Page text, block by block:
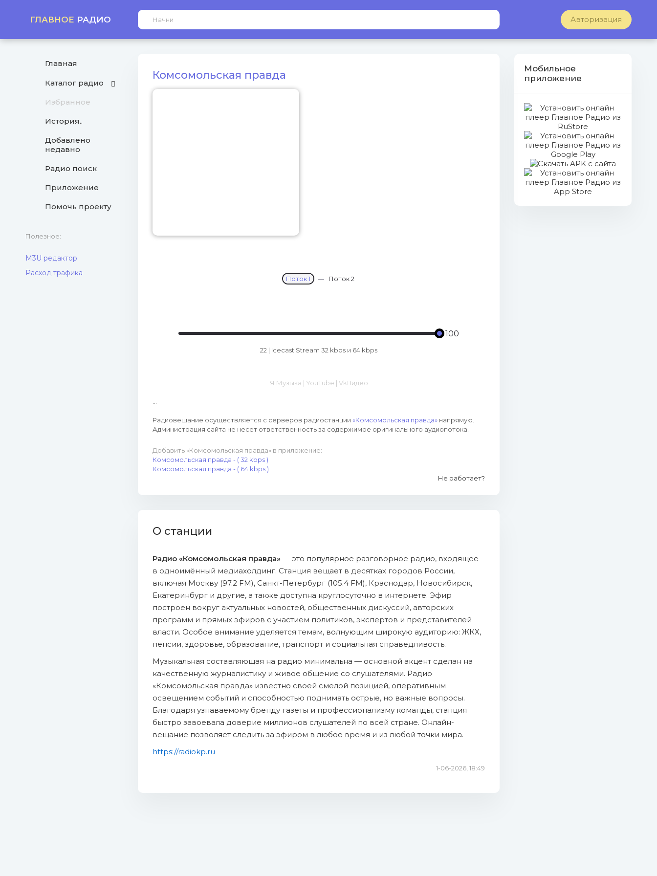
ГЛАВНОЕ РАДИО Авторизация
Главная
Каталог радио
Избранное
История..
Добавлено
недавно
Радио поиск
Приложение
Помочь проекту
Полезное:
M3U редактор
Расход трафика
Комсомольская правда
Поток 1 — Поток 2
100
22 | Icecast Stream 32 kbps и 64 kbps
Я Музыка | YouTube | VkВидео
Радиовещание осуществляется с серверов радиостанции «Комсомольская правда» напрямую.
Администрация сайта не несет ответственность за содержимое оригинального аудиопотока.
Добавить «Комсомольская правда» в приложение:
Комсомольская правда - ( 32 kbps )
Комсомольская правда - ( 64 kbps )
Не работает?
О станции
Радио «Комсомольская правда» — это популярное разговорное радио, входящее
в одноимённый медиахолдинг. Станция вещает в десятках городов России,
включая Москву (97.2 FM), Санкт-Петербург (105.4 FM), Краснодар, Новосибирск,
Екатеринбург и другие, а также доступна круглосуточно в интернете. Эфир
построен вокруг актуальных новостей, общественных дискуссий, авторских
программ и прямых эфиров с участием политиков, экспертов и представителей
власти. Особое внимание уделяется темам, волнующим широкую аудиторию: ЖКХ,
пенсии, здоровье, образование, транспорт и социальная справедливость.
Музыкальная составляющая на радио минимальна — основной акцент сделан на
качественную журналистику и живое общение со слушателями. Радио
«Комсомольская правда» известно своей смелой позицией, оперативным
освещением событий и способностью поднимать острые, но важные вопросы.
Благодаря узнаваемому бренду газеты и профессионализму команды, станция
быстро завоевала доверие миллионов слушателей по всей стране. Онлайн-
вещание позволяет следить за эфиром в любое время и из любой точки мира.
https://radiokp.ru
1-06-2026, 18:49
Мобильное
приложение